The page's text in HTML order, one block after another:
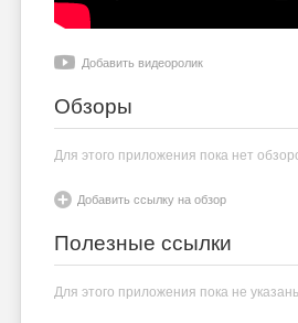
Добавить видеоролик
Обзоры
Для этого приложения пока нет
Добавить ссылку на обзор
Полезные ссылки
Для этого приложения пока не